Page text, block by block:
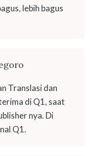
lebih bagus
Translasi dan
di Q1, saat
nya. Di
Q1.